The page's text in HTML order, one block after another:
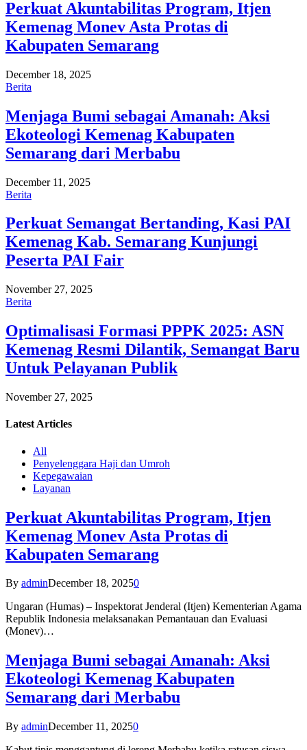
Perkuat Akuntabilitas Program, Itjen
Kemenag Monev Asta Protas di
Kabupaten Semarang
December 18, 2025
Berita
Menjaga Bumi sebagai Amanah: Aksi
Ekoteologi Kemenag Kabupaten
Semarang dari Merbabu
December 11, 2025
Berita
Perkuat Semangat Bertanding, Kasi PAI
Kemenag Kab. Semarang Kunjungi
Peserta PAI Fair
November 27, 2025
Berita
Optimalisasi Formasi PPPK 2025: ASN
Kemenag Resmi Dilantik, Semangat Baru
Untuk Pelayanan Publik
November 27, 2025
Latest Articles
All
Penyelenggara Haji dan Umroh
Kepegawaian
Layanan
Perkuat Akuntabilitas Program, Itjen
Kemenag Monev Asta Protas di
Kabupaten Semarang
By adminDecember 18, 20250
Ungaran (Humas) – Inspektorat Jenderal (Itjen) Kementerian Agama
Republik Indonesia melaksanakan Pemantauan dan Evaluasi
(Monev)…
Menjaga Bumi sebagai Amanah: Aksi
Ekoteologi Kemenag Kabupaten
Semarang dari Merbabu
By adminDecember 11, 20250